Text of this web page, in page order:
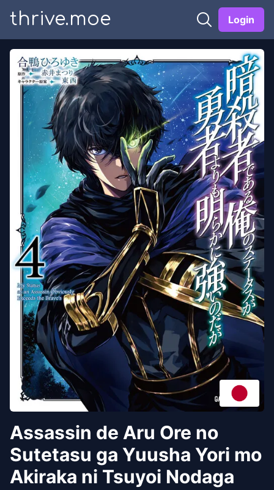
thrive.moe Login
Assassin de Aru Ore no
Sutetasu ga Yuusha Yori mo
Akiraka ni Tsuyoi Nodaga